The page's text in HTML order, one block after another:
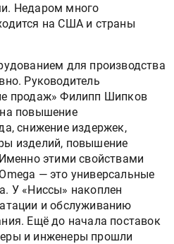
Недаром много
на США и страны
для производства
Руководитель
продаж» Филипп Шипков
повышение
снижение издержек,
изделий, повышение
этими свойствами
— это универсальные
У «Ниссы» накоплен
и обслуживанию
Ещё до начала поставок
и инженеры прошли